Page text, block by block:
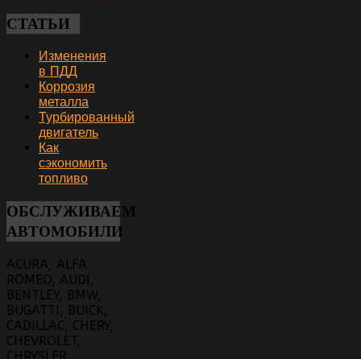
СТАТЬИ
Изменения
в ПДД
Коррозия
металла
Турбированный
двигатель
Как
сэкономить
топливо
ОБСЛУЖИВАЕМ
АВТОМОБИЛИ
ACURA, ALFA
ROMEO, AUDI,
BENTLEY, BMW,
BUGATTI, BUICK,
CADILLAC, CHERY,
CHEVROLET,